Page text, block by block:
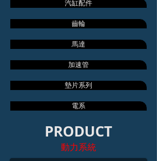
汽缸配件
齒輪
馬達
加速管
墊片系列
電系
PRODUCT
動力系統
加強汽門彈簧